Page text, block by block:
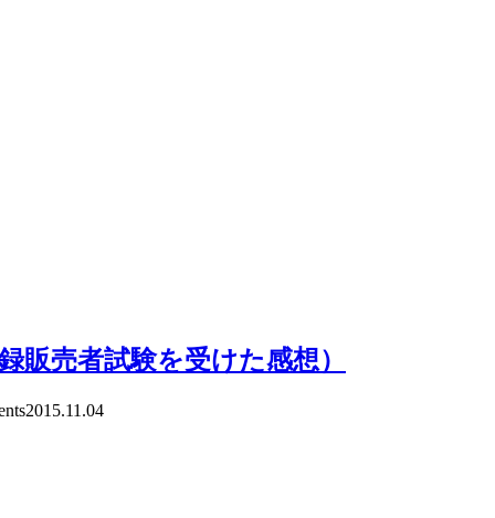
販売者試験を受けた感想）
2015.11.04